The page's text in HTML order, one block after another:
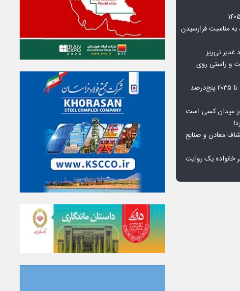
به مناسبت فرارسیدن
غدیر نی‌ریز
و راستی روی
شکاف عرضه جهانی مس تا ۲۰۳۵ پنج‌درصد
میدان کسی است
معادن و صنایع
خانواده یک روایت